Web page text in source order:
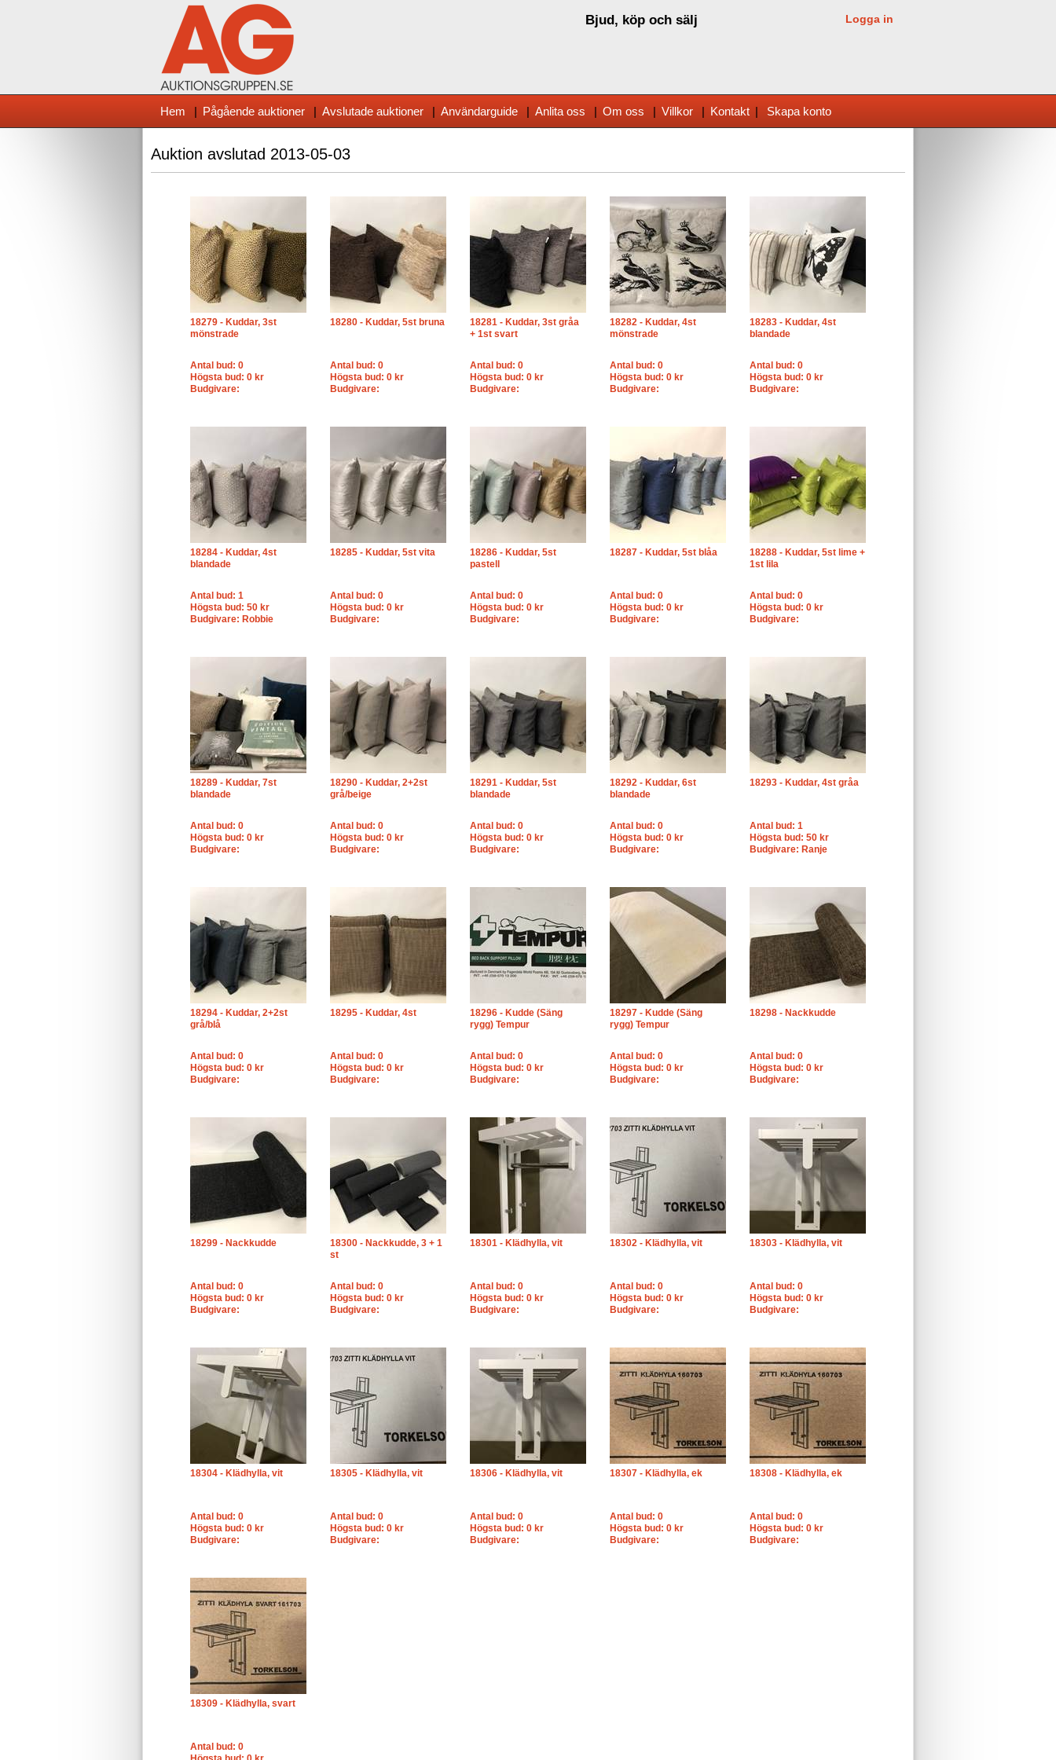
Bjud, köp och sälj Logga in
Hem | Pågående auktioner | Avslutade auktioner | Användarguide | Anlita oss | Om oss | Villkor | Kontakt | Skapa konto
Auktion avslutad 2013-05-03
18279 - Kuddar, 3st
mönstrade
Antal bud: 0
Högsta bud: 0 kr
Budgivare:
18280 - Kuddar, 5st bruna
Antal bud: 0
Högsta bud: 0 kr
Budgivare:
18281 - Kuddar, 3st gråa
+ 1st svart
Antal bud: 0
Högsta bud: 0 kr
Budgivare:
18282 - Kuddar, 4st
mönstrade
Antal bud: 0
Högsta bud: 0 kr
Budgivare:
18283 - Kuddar, 4st
blandade
Antal bud: 0
Högsta bud: 0 kr
Budgivare:
18284 - Kuddar, 4st
blandade
Antal bud: 1
Högsta bud: 50 kr
Budgivare: Robbie
18285 - Kuddar, 5st vita
Antal bud: 0
Högsta bud: 0 kr
Budgivare:
18286 - Kuddar, 5st
pastell
Antal bud: 0
Högsta bud: 0 kr
Budgivare:
18287 - Kuddar, 5st blåa
Antal bud: 0
Högsta bud: 0 kr
Budgivare:
18288 - Kuddar, 5st lime +
1st lila
Antal bud: 0
Högsta bud: 0 kr
Budgivare:
18289 - Kuddar, 7st
blandade
Antal bud: 0
Högsta bud: 0 kr
Budgivare:
18290 - Kuddar, 2+2st
grå/beige
Antal bud: 0
Högsta bud: 0 kr
Budgivare:
18291 - Kuddar, 5st
blandade
Antal bud: 0
Högsta bud: 0 kr
Budgivare:
18292 - Kuddar, 6st
blandade
Antal bud: 0
Högsta bud: 0 kr
Budgivare:
18293 - Kuddar, 4st gråa
Antal bud: 1
Högsta bud: 50 kr
Budgivare: Ranje
18294 - Kuddar, 2+2st
grå/blå
Antal bud: 0
Högsta bud: 0 kr
Budgivare:
18295 - Kuddar, 4st
Antal bud: 0
Högsta bud: 0 kr
Budgivare:
18296 - Kudde (Säng
rygg) Tempur
Antal bud: 0
Högsta bud: 0 kr
Budgivare:
18297 - Kudde (Säng
rygg) Tempur
Antal bud: 0
Högsta bud: 0 kr
Budgivare:
18298 - Nackkudde
Antal bud: 0
Högsta bud: 0 kr
Budgivare:
18299 - Nackkudde
Antal bud: 0
Högsta bud: 0 kr
Budgivare:
18300 - Nackkudde, 3 + 1
st
Antal bud: 0
Högsta bud: 0 kr
Budgivare:
18301 - Klädhylla, vit
Antal bud: 0
Högsta bud: 0 kr
Budgivare:
18302 - Klädhylla, vit
Antal bud: 0
Högsta bud: 0 kr
Budgivare:
18303 - Klädhylla, vit
Antal bud: 0
Högsta bud: 0 kr
Budgivare:
18304 - Klädhylla, vit
Antal bud: 0
Högsta bud: 0 kr
Budgivare:
18305 - Klädhylla, vit
Antal bud: 0
Högsta bud: 0 kr
Budgivare:
18306 - Klädhylla, vit
Antal bud: 0
Högsta bud: 0 kr
Budgivare:
18307 - Klädhylla, ek
Antal bud: 0
Högsta bud: 0 kr
Budgivare:
18308 - Klädhylla, ek
Antal bud: 0
Högsta bud: 0 kr
Budgivare:
18309 - Klädhylla, svart
Antal bud: 0